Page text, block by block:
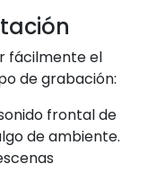
fácilmente el
de grabación:
frontal de
de ambiente.